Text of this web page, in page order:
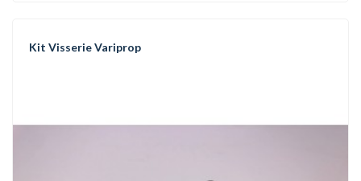
Kit Visserie Variprop